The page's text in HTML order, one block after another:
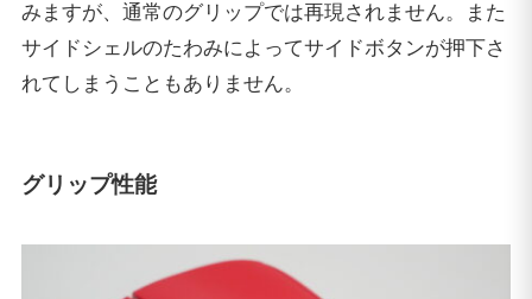
みますが、通常のグリップでは再現されません。また
サイドシェルのたわみによってサイドボタンが押下さ
れてしまうこともありません。
グリップ性能